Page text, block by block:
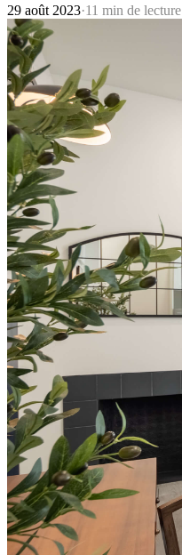
29 août 2023·11 min de lecture